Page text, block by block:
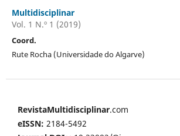
Multidisciplinar
Vol. 1 N.º 1 (2019)
Coord.
Rute Rocha (Universidade do Algarve)
RevistaMultidisciplinar.com
eISSN: 2184-5492